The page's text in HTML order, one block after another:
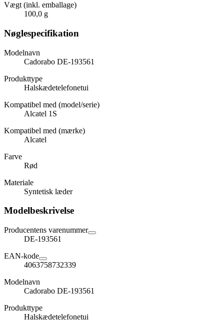
Vægt (inkl. emballage)
100,0 g
Nøglespecifikation
Modelnavn
Cadorabo DE-193561
Produkttype
Halskædetelefonetui
Kompatibel med (model/serie)
Alcatel 1S
Kompatibel med (mærke)
Alcatel
Farve
Rød
Materiale
Syntetisk læder
Modelbeskrivelse
Producentens varenummer
DE-193561
EAN-kode
4063758732339
Modelnavn
Cadorabo DE-193561
Produkttype
Halskædetelefonetui